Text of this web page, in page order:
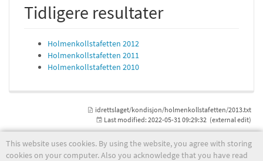
Tidligere resultater
Holmenkollstafetten 2012
Holmenkollstafetten 2011
Holmenkollstafetten 2010
This website uses cookies. By using the website, you agree with storing
cookies on your computer. Also you acknowledge that you have read
idrettslaget/kondisjon/holmenkollstafetten/2013.txt
Last modified: 2022-05-31 09:29:32 (external edit)